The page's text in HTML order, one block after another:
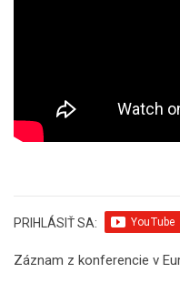
PRIHLÁSIŤ SA:
Záznam z konferencie v